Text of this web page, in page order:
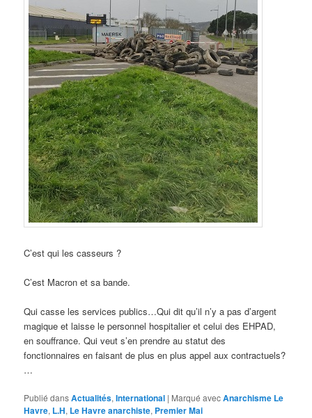
C’est qui les casseurs ?
C’est Macron et sa bande.
Qui casse les services publics…Qui dit qu’il n’y a pas d’argent
magique et laisse le personnel hospitalier et celui des EHPAD,
en souffrance. Qui veut s’en prendre au statut des
fonctionnaires en faisant de plus en plus appel aux contractuels?
…
Publié dansActualités,International | Marqué avecAnarchisme Le
Havre, L.H, Le Havre anarchiste, Premier Mai